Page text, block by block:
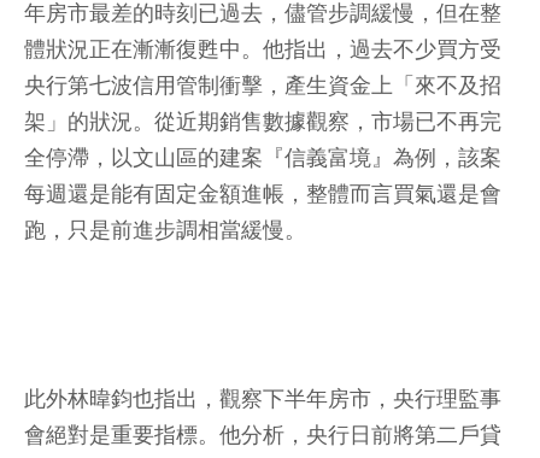
年房市最差的時刻已過去，儘管步調緩慢，但在整
體狀況正在漸漸復甦中。他指出，過去不少買方受
央行第七波信用管制衝擊，產生資金上「來不及招
架」的狀況。從近期銷售數據觀察，市場已不再完
全停滯，以文山區的建案『信義富境』為例，該案
每週還是能有固定金額進帳，整體而言買氣還是會
跑，只是前進步調相當緩慢。
此外林暐鈞也指出，觀察下半年房市，央行理監事
會絕對是重要指標。他分析，央行日前將第二戶貸